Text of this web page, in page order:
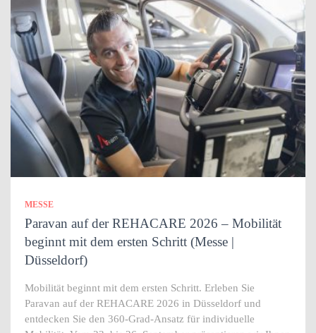
MESSE
Paravan auf der REHACARE 2026 – Mobilität
beginnt mit dem ersten Schritt (Messe |
Düsseldorf)
Mobilität beginnt mit dem ersten Schritt. Erleben Sie
Paravan auf der REHACARE 2026 in Düsseldorf und
entdecken Sie den 360-Grad-Ansatz für individuelle